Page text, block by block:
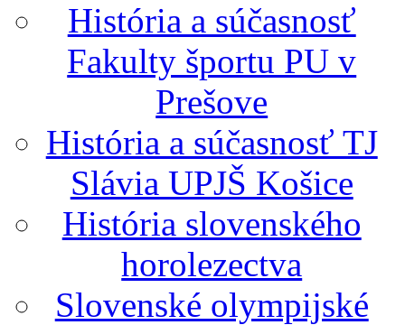
História a súčasnosť
Fakulty športu PU v
Prešove
História a súčasnosť TJ
Slávia UPJŠ Košice
História slovenského
horolezectva
Slovenské olympijské